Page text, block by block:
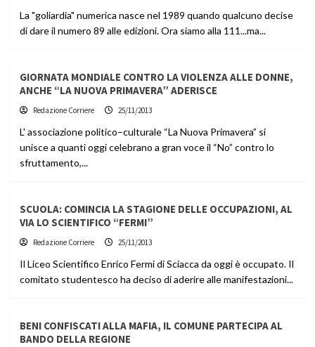
La "goliardia" numerica nasce nel 1989 quando qualcuno decise
di dare il numero 89 alle edizioni. Ora siamo alla 111...ma...
GIORNATA MONDIALE CONTRO LA VIOLENZA ALLE DONNE,
ANCHE “LA NUOVA PRIMAVERA” ADERISCE
Redazione Corriere 25/11/2013
L' associazione politico–culturale “La Nuova Primavera” si
unisce a quanti oggi celebrano a gran voce il “No” contro lo
sfruttamento,...
SCUOLA: COMINCIA LA STAGIONE DELLE OCCUPAZIONI, AL
VIA LO SCIENTIFICO “FERMI”
Redazione Corriere 25/11/2013
Il Liceo Scientifico Enrico Fermi di Sciacca da oggi è occupato. Il
comitato studentesco ha deciso di aderire alle manifestazioni...
BENI CONFISCATI ALLA MAFIA, IL COMUNE PARTECIPA AL
BANDO DELLA REGIONE